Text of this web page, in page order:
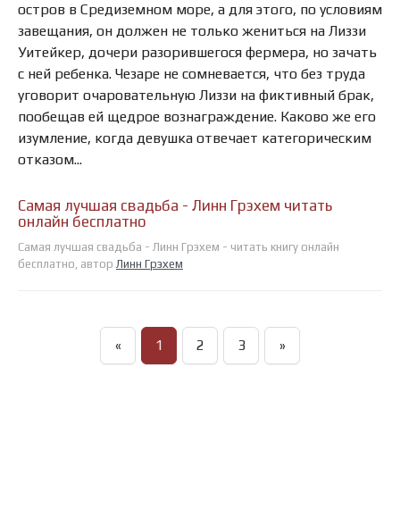
остров в Средиземном море, а для этого, по условиям
завещания, он должен не только жениться на Лиззи
Уитейкер, дочери разорившегося фермера, но зачать
с ней ребенка. Чезаре не сомневается, что без труда
уговорит очаровательную Лиззи на фиктивный брак,
пообещав ей щедрое вознаграждение. Каково же его
изумление, когда девушка отвечает категорическим
отказом...
Самая лучшая свадьба - Линн Грэхем читать
онлайн бесплатно
Самая лучшая свадьба - Линн Грэхем - читать книгу онлайн
бесплатно, автор Линн Грэхем
« 1 2 3 »